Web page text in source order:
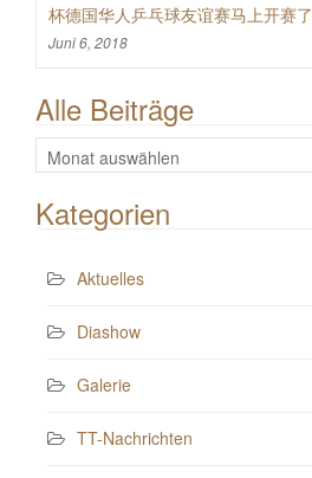
杯德国华人乒乓球友谊赛马上开赛了
Juni 6, 2018
Alle Beiträge
Alle
Beiträge
Kategorien
Aktuelles
Diashow
Galerie
TT-Nachrichten